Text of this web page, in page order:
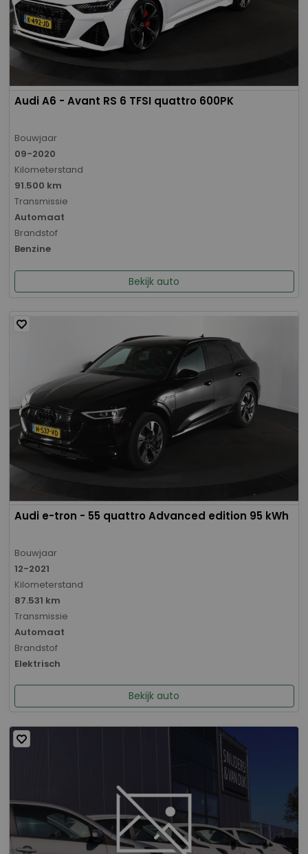
Audi A6 - Avant RS 6 TFSI quattro 600PK
Bouwjaar
09-2020
Kilometerstand
91.500 km
Transmissie
Automaat
Brandstof
Benzine
Bekijk auto
Audi e-tron - 55 quattro Advanced edition 95 kWh
Bouwjaar
12-2021
Kilometerstand
87.531 km
Transmissie
Automaat
Brandstof
Elektrisch
Bekijk auto